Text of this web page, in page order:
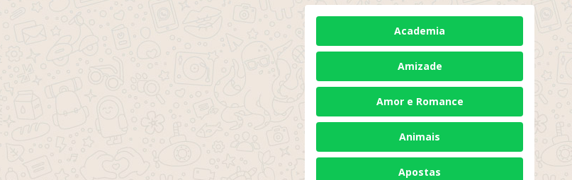
Academia
Amizade
Amor e Romance
Animais
Apostas